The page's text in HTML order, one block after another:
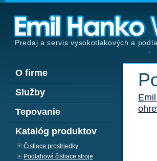
Predaj a servis vysokotlakových a
O firme
Služby
Tepovanie
Katalóg produktov
Čistiace prostriedky
Podlahové čistiace stroje